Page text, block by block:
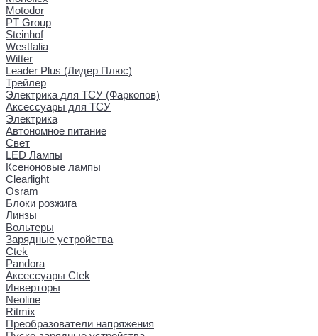
Motodor
PT Group
Steinhof
Westfalia
Witter
Leader Plus (Лидер Плюс)
Трейлер
Электрика для ТСУ (Фаркопов)
Аксессуары для ТСУ
Электрика
Автономное питание
Свет
LED Лампы
Ксеноновые лампы
Clearlight
Osram
Блоки розжига
Линзы
Вольтеры
Зарядные устройства
Ctek
Pandora
Аксессуары Ctek
Инверторы
Neoline
Ritmix
Преобразователи напряжения